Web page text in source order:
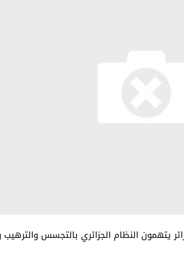
يتهمون النظام الجزائري بالتجسس